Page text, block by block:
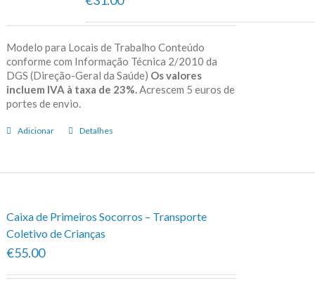
Modelo para Locais de Trabalho Conteúdo
conforme com Informação Técnica 2/2010 da
DGS (Direção-Geral da Saúde) Os valores
incluem IVA à taxa de 23%. Acrescem 5 euros de
portes de envio.
Adicionar Detalhes
Caixa de Primeiros Socorros – Transporte
Coletivo de Crianças
€55.00